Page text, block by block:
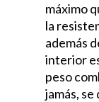
máximo
la
además
interior
peso
jamás,